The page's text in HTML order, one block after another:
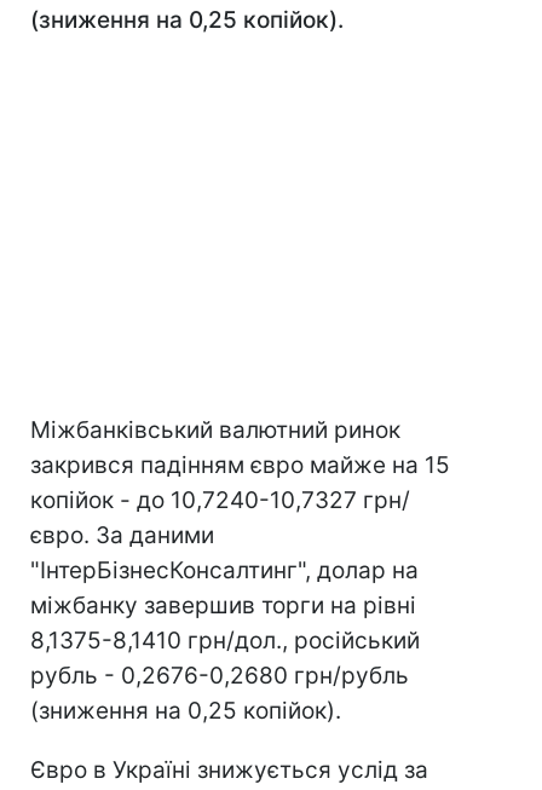
(зниження на 0,25 копійок).
Міжбанківський валютний ринок
закрився падінням євро майже на 15
копійок - до 10,7240-10,7327 грн/
євро. За даними
"ІнтерБізнесКонсалтинг", долар на
міжбанку завершив торги на рівні
8,1375-8,1410 грн/дол., російський
рубль - 0,2676-0,2680 грн/рубль
(зниження на 0,25 копійок).
Євро в Україні знижується услід за